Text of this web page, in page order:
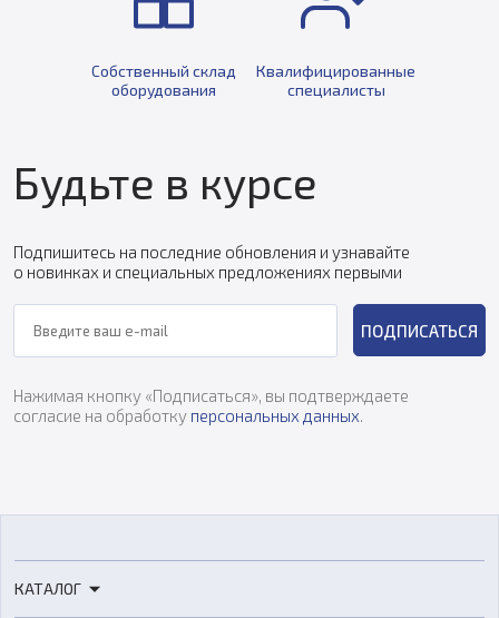
Собственный склад
оборудования
Квалифицированные
специалисты
Будьте в курсе
Подпишитесь на последние обновления и узнавайте
о новинках и специальных предложениях первыми
ПОДПИСАТЬСЯ
Нажимая кнопку «Подписаться», вы подтверждаете
согласие на обработку персональных данных.
КАТАЛОГ